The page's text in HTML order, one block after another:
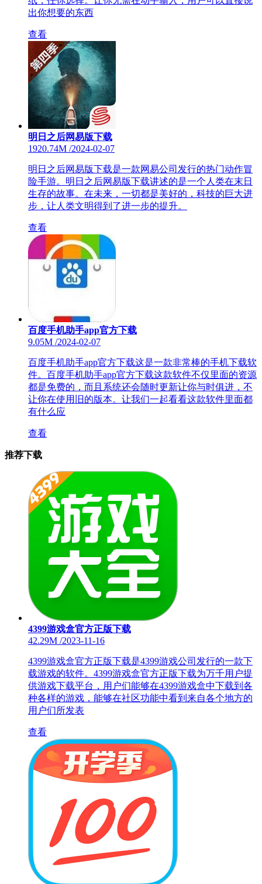
出你想要的东西
查看
明日之后网易版下载
1920.74M /2024-02-07
明日之后网易版下载是一款网易公司发行的热门动作冒
险手游。明日之后网易版下载讲述的是一个人类在末日
生存的故事。在未来，一切都是美好的，科技的巨大进
步，让人类文明得到了进一步的提升。
查看
百度手机助手app官方下载
9.05M /2024-02-07
百度手机助手app官方下载这是一款非常棒的手机下载软
件。百度手机助手app官方下载这款软件不仅里面的资源
都是免费的，而且系统还会随时更新让你与时俱进，不
让你在使用旧的版本。让我们一起看看这款软件里面都
有什么应
查看
推荐下载
4399游戏盒官方正版下载
42.29M /2023-11-16
4399游戏盒官方正版下载是4399游戏公司发行的一款下
载游戏的软件。4399游戏盒官方正版下载为万千用户提
供游戏下载平台，用户们能够在4399游戏盒中下载到各
种各样的游戏，能够在社区功能中看到来自各个地方的
用户们所发表
查看